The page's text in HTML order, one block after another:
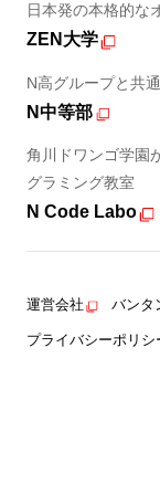
日本発の本格的な
ZEN大学
N高グループと共
N中等部
角川ドワンゴ学園
グラミング教室
N Code Labo
運営会社 バンタ
プライバシーポリシ